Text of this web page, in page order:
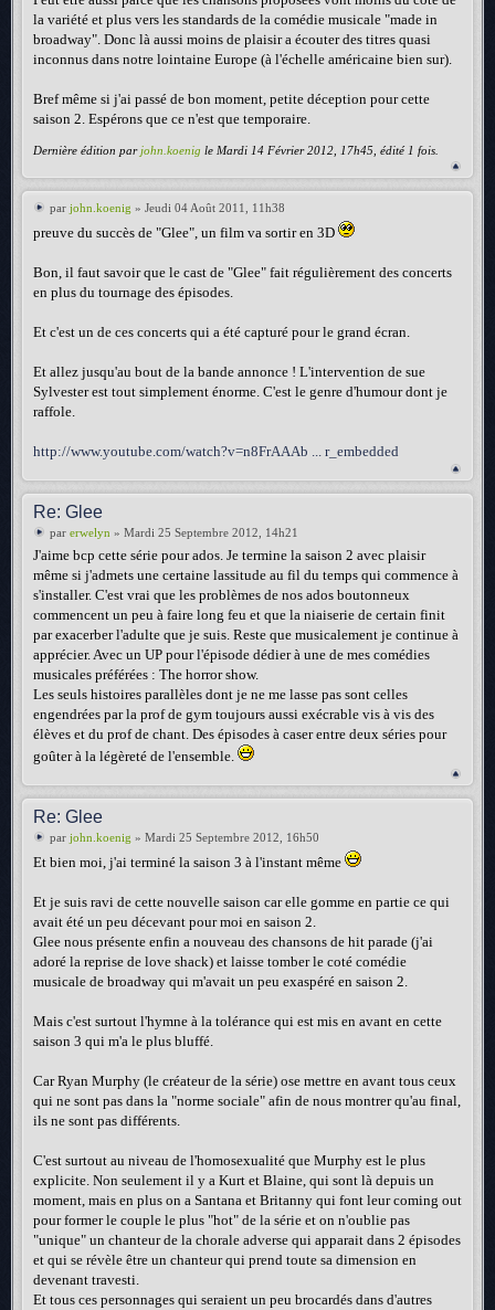
la variété et plus vers les standards de la comédie musicale "made in
broadway". Donc là aussi moins de plaisir a écouter des titres quasi
inconnus dans notre lointaine Europe (à l'échelle américaine bien sur).
Bref même si j'ai passé de bon moment, petite déception pour cette
saison 2. Espérons que ce n'est que temporaire.
Dernière édition par john.koenig le Mardi 14 Février 2012, 17h45, édité 1 fois.
par john.koenig » Jeudi 04 Août 2011, 11h38
preuve du succès de "Glee", un film va sortir en 3D
Bon, il faut savoir que le cast de "Glee" fait régulièrement des concerts
en plus du tournage des épisodes.
Et c'est un de ces concerts qui a été capturé pour le grand écran.
Et allez jusqu'au bout de la bande annonce ! L'intervention de sue
Sylvester est tout simplement énorme. C'est le genre d'humour dont je
raffole.
http://www.youtube.com/watch?v=n8FrAAAb ... r_embedded
Re: Glee
par erwelyn » Mardi 25 Septembre 2012, 14h21
J'aime bcp cette série pour ados. Je termine la saison 2 avec plaisir
même si j'admets une certaine lassitude au fil du temps qui commence à
s'installer. C'est vrai que les problèmes de nos ados boutonneux
commencent un peu à faire long feu et que la niaiserie de certain finit
par exacerber l'adulte que je suis. Reste que musicalement je continue à
apprécier. Avec un UP pour l'épisode dédier à une de mes comédies
musicales préférées : The horror show.
Les seuls histoires parallèles dont je ne me lasse pas sont celles
engendrées par la prof de gym toujours aussi exécrable vis à vis des
élèves et du prof de chant. Des épisodes à caser entre deux séries pour
goûter à la légèreté de l'ensemble.
Re: Glee
par john.koenig » Mardi 25 Septembre 2012, 16h50
Et bien moi, j'ai terminé la saison 3 à l'instant même
Et je suis ravi de cette nouvelle saison car elle gomme en partie ce qui
avait été un peu décevant pour moi en saison 2.
Glee nous présente enfin a nouveau des chansons de hit parade (j'ai
adoré la reprise de love shack) et laisse tomber le coté comédie
musicale de broadway qui m'avait un peu exaspéré en saison 2.
Mais c'est surtout l'hymne à la tolérance qui est mis en avant en cette
saison 3 qui m'a le plus bluffé.
Car Ryan Murphy (le créateur de la série) ose mettre en avant tous ceux
qui ne sont pas dans la "norme sociale" afin de nous montrer qu'au final,
ils ne sont pas différents.
C'est surtout au niveau de l'homosexualité que Murphy est le plus
explicite. Non seulement il y a Kurt et Blaine, qui sont là depuis un
moment, mais en plus on a Santana et Britanny qui font leur coming out
pour former le couple le plus "hot" de la série et on n'oublie pas
"unique" un chanteur de la chorale adverse qui apparait dans 2 épisodes
et qui se révèle être un chanteur qui prend toute sa dimension en
devenant travesti.
Et tous ces personnages qui seraient un peu brocardés dans d'autres